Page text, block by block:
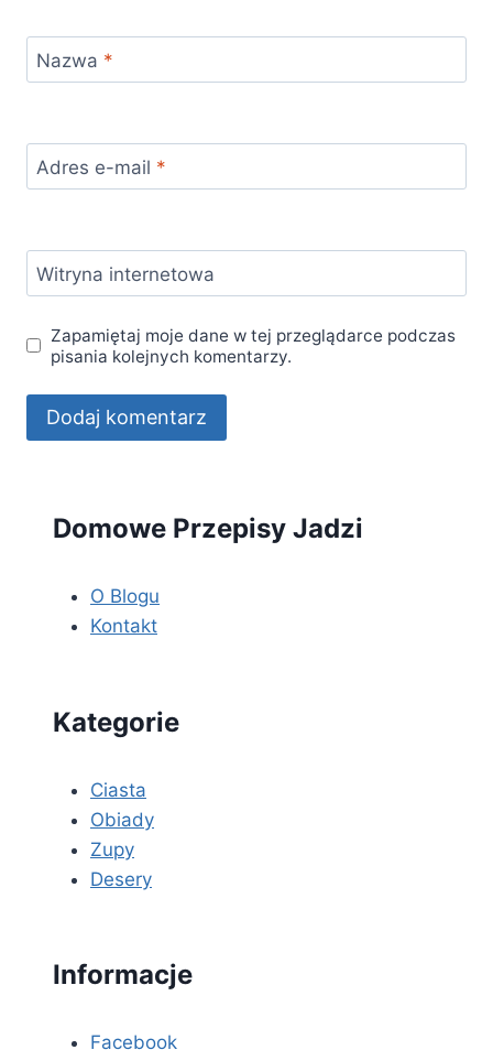
Nazwa *
Adres e-mail *
Witryna internetowa
Zapamiętaj moje dane w tej przeglądarce podczas
pisania kolejnych komentarzy.
Domowe Przepisy Jadzi
O Blogu
Kontakt
Kategorie
Ciasta
Obiady
Zupy
Desery
Informacje
Facebook